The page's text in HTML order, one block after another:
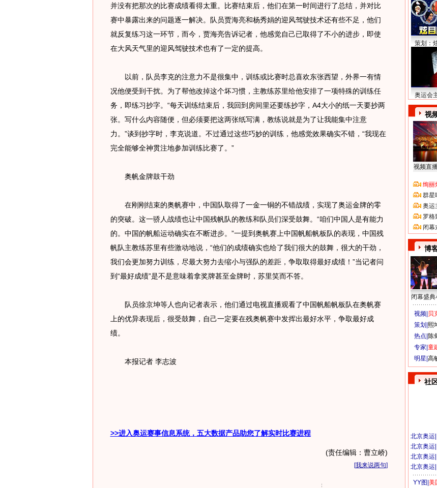
并没有把那次的比赛成绩看得太重。比赛结束后，他们在第一时间进行了总结，并对比
赛中暴露出来的问题逐一解决。队员贾海亮和杨秀娟的迎风驾驶技术还有些不足，他们
就反复练习这一环节，而今，贾海亮告诉记者，他感觉自己已取得了不小的进步，即使
在大风天气里的迎风驾驶技术也有了一定的提高。
以前，队员李克的注意力不是很集中，训练或比赛时总喜欢东张西望，外界一有情
况他便受到干扰。为了帮他改掉这个坏习惯，主教练苏里给他安排了一项特殊的训练任
务，即练习抄字。“每天训练结束后，我回到房间里还要练抄字，A4大小的纸一天要抄两
张。写什么内容随便，但必须要把这两张纸写满，教练说就是为了让我能集中注意
力。”谈到抄字时，李克说道。不过通过这些巧妙的训练，他感觉效果确实不错，“我现在
完全能够全神贯注地参加训练比赛了。”
奥帆金牌鼓干劲
在刚刚结束的奥帆赛中，中国队取得了一金一铜的不错战绩，实现了奥运金牌的零
的突破。这一骄人战绩也让中国残帆队的教练和队员们深受鼓舞。“咱们中国人是有能力
的。中国的帆船运动确实在不断进步。”一提到奥帆赛上中国帆船帆板队的表现，中国残
帆队主教练苏里有些激动地说，“他们的成绩确实也给了我们很大的鼓舞，很大的干劲，
我们会更加努力训练，尽最大努力去缩小与强队的差距，争取取得最好成绩！”当记者问
到“最好成绩”是不是意味着拿奖牌甚至金牌时，苏里笑而不答。
队员徐京坤等人也向记者表示，他们通过电视直播观看了中国帆船帆板队在奥帆赛
上的优异表现后，很受鼓舞，自己一定要在残奥帆赛中发挥出最好水平，争取最好成
绩。
本报记者 李志波
>>进入奥运赛事信息系统，五大数据产品助您了解实时比赛进程
(责任编辑：曹立峤)
[我来说两句]
策划：
奥运会
视
视频直
绚丽
群星
奥运
罗格
闭幕
博
闭幕盛典
视频| 贝
策划| 熙
热点| 陈
专家| 童
明星| 高
社
北京奥运
北京奥运
北京奥运
北京奥运
YY图| 美